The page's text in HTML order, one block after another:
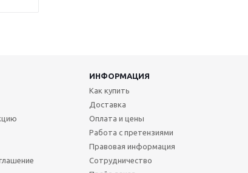
ИНФОРМАЦИЯ
Как купить
Доставка
Оплата и цены
Работа с претензиями
Правовая информация
Сотрудничество